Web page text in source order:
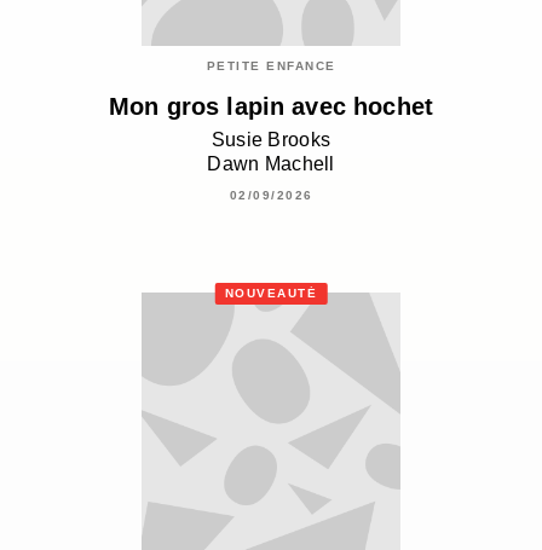
PETITE ENFANCE
Mon gros lapin avec hochet
Susie Brooks
Dawn Machell
02/09/2026
NOUVEAUTÉ